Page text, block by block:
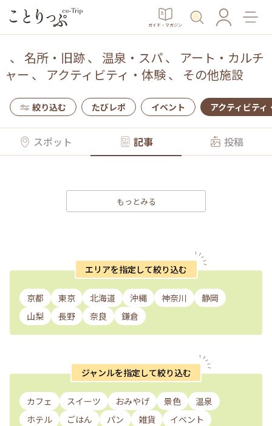
ガイド・マガジン
、 名所・旧跡、 温泉・スパ、 アート・カルチ
ャー 、 アクティビティ・体験、 その他施設
絞り込む たびレポ イベント アクティビティ
スポット 記事 投稿
もっとみる
エリアを指定して絞り込む
京都 東京 北海道 沖縄 神奈川
静岡
山梨
長野 奈良 鎌倉
ジャンルを指定して絞り込む
カフェ スイーツ おみやげ 景色
温泉
ホテル
ごはん パン 雑貨 イベント